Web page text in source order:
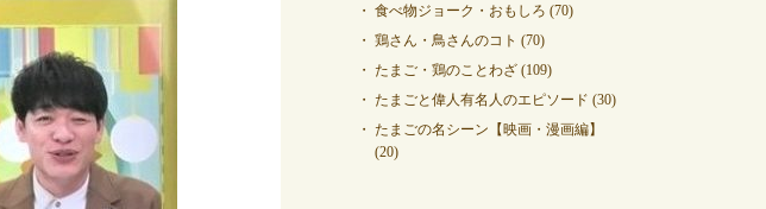
食べ物ジョーク・おもしろ (70)
鶏さん・鳥さんのコト (70)
たまご・鶏のことわざ (109)
たまごと偉人有名人のエピソード (30)
たまごの名シーン【映画・漫画編】
(20)